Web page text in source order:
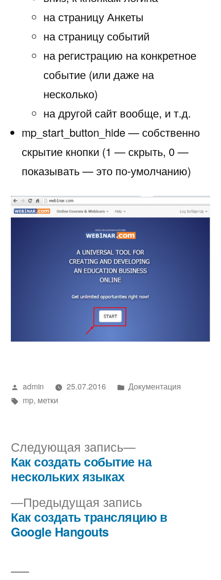
на страницу Анкеты
на страницу событий
на регистрацию на конкретное
событие (или даже на
несколько)
на другой сайт вообще, и т.д.
mp_start_button_hide — собственно
скрытие кнопки (1 — скрыть, 0 —
показывать — это по-умолчанию)
Написано
автором
admin 25.07.2016
Написано
Документация
Метки:
mp, метки
Навигация
записям
Предыдущая запись
запись:
Как создать трансляцию в
Google Hangouts
Следующая запись
Следующая
запись:
Как создать событие на
нескольких языках